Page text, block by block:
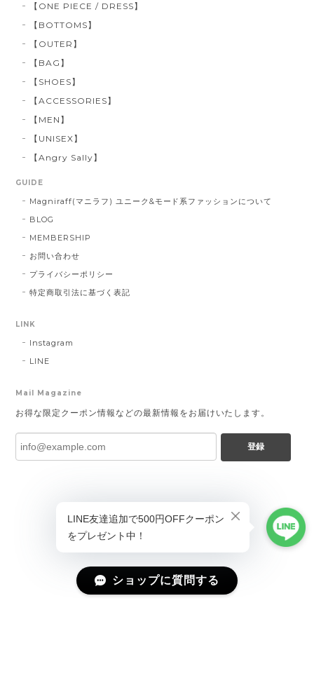
【ONE PIECE / DRESS】
【BOTTOMS】
【OUTER】
【BAG】
【SHOES】
【ACCESSORIES】
【MEN】
【UNISEX】
【Angry Sally】
GUIDE
Magniraff(マニラフ) ユニーク&モード系ファッションについて
BLOG
MEMBERSHIP
お問い合わせ
プライバシーポリシー
特定商取引法に基づく表記
LINK
Instagram
LINE
Mail Magazine
お得な限定クーポン情報などの最新情報をお届けいたします。
登録
ショップに質問する